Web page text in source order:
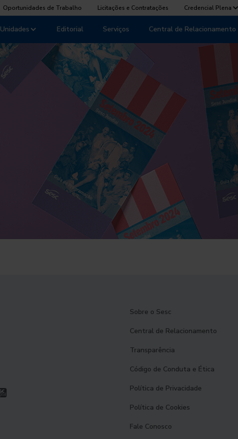
Oportunidades de Trabalho Licitações e Contratações Credencial Plena
Unidades Editorial Serviços Central de Relacionamento
Sobre o Sesc
Central de Relacionamento
Transparência
Código de Conduta e Ética
Política de Privacidade
Política de Cookies
Fale Conosco